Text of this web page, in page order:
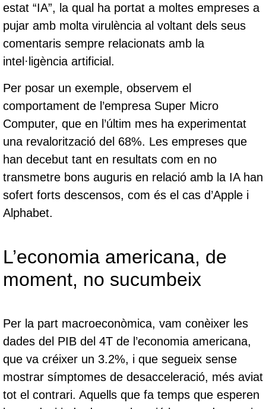
estat “IA”, la qual ha portat a moltes empreses a
pujar amb molta virulència al voltant dels seus
comentaris sempre relacionats amb la
intel·ligència artificial.
Per posar un exemple, observem el
comportament de l’empresa Super Micro
Computer, que en l’últim mes ha experimentat
una revalorització del 68%. Les empreses que
han decebut tant en resultats com en no
transmetre bons auguris en relació amb la IA han
sofert forts descensos, com és el cas d’Apple i
Alphabet.
L’economia americana, de
moment, no sucumbeix
Per la part macroeconòmica, vam conèixer les
dades del PIB del 4T de l’economia americana,
que va créixer un 3.2%, i que segueix sense
mostrar símptomes de desacceleració, més aviat
tot el contrari. Aquells que fa temps que esperen